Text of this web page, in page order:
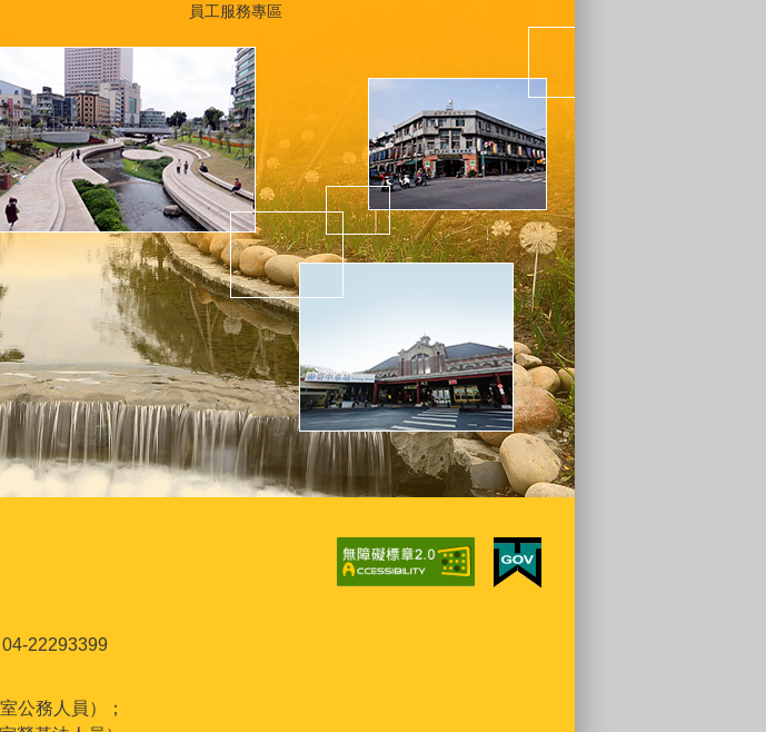
員工服務專區
04-22293399
公務人員）；